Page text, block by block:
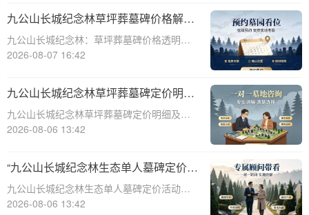
地，九公山长城纪念林凭借其得天独厚的地
理位置和优越的自然环境，成为众
九公山长城纪念林草坪葬墓碑价格解析
及赠予绿植养护服务详解
九公山长城纪念林：草坪葬墓碑价格透明，
赠送绿植养护服务☎ 九公山陵园电话:400-
纪念林地之一，致力于为逝者提供环保、庄
重的安葬选择。草坪葬墓碑作为一种
2026-08-07 16:42
九公山长城纪念林草坪葬墓碑定价明细
活动赠绿植养护服务详解
九公山长城纪念林草坪葬墓碑定价明细及活
动赠绿植养护服务详解☎ 九公山陵园电
意识的增强和对生命意义的深刻理解，草坪
葬墓碑逐渐成为一种新型的、环保的、
2026-08-06 13:42
“九公山长城纪念林生态单人墓碑定价
活动直降数千福利丰厚”
九公山长城纪念林生态单人墓碑定价活动，
直降数千，福利丰厚，为您的亲人提供一个
2026-08-06 13:42